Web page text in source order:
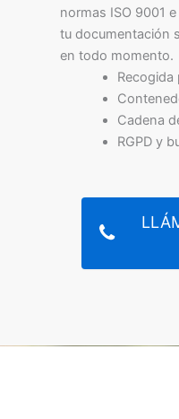
normas ISO 9001
tu documentación
en todo momento.
Recogida
Cadena
RGPD y